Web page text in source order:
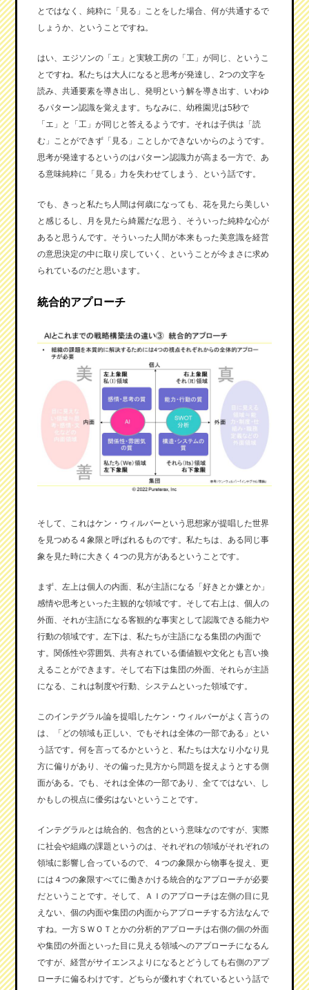
とではなく、純粋に「見る」ことをした場合、何が共通するで
しょうか、ということですね。
はい、エジソンの「エ」と実験工房の「工」が同じ、というこ
とですね。私たちは大人になると思考が発達し、2つの文字を
読み、共通要素を導き出し、発明という解を導き出す、いわゆ
るパターン認識を覚えます。ちなみに、幼稚園児は5秒で
「エ」と「工」が同じと答えるようです。それは子供は「読
む」ことができず「見る」ことしかできないからのようです。
思考が発達するというのはパターン認識力が高まる一方で、あ
る意味純粋に「見る」力を失わせてしまう、という話です。
でも、きっと私たち人間は何歳になっても、花を見たら美しい
と感じるし、月を見たら綺麗だな思う、そういった純粋な心が
あると思うんです。そういった人間が本来もった美意識を経営
の意思決定の中に取り戻していく、ということが今まさに求め
られているのだと思います。
統合的アプローチ
そして、これはケン・ウィルバーという思想家が提唱した世界
を見つめる４象限と呼ばれるものです。私たちは、ある同じ事
象を見た時に大きく４つの見方があるということです。
まず、左上は個人の内面、私が主語になる「好きとか嫌とか」
感情や思考といった主観的な領域です。そして右上は、個人の
外面、それが主語になる客観的な事実として認識できる能力や
行動の領域です。左下は、私たちが主語になる集団の内面で
す。関係性や雰囲気、共有されている価値観や文化とも言い換
えることができます。そして右下は集団の外面、それらが主語
になる、これは制度や行動、システムといった領域です。
このインテグラル論を提唱したケン・ウィルバーがよく言うの
は、「どの領域も正しい、でもそれは全体の一部である」とい
う話です。何を言ってるかというと、私たちは大なり小なり見
方に偏りがあり、その偏った見方から問題を捉えようとする側
面がある。でも、それは全体の一部であり、全てではない、し
かもしの視点に優劣はないということです。
インテグラルとは統合的、包含的という意味なのですが、実際
に社会や組織の課題というのは、それぞれの領域がそれぞれの
領域に影響し合っているので、４つの象限から物事を捉え、更
には４つの象限すべてに働きかける統合的なアプローチが必要
だということです。そして、ＡＩのアプローチは左側の目に見
えない、個の内面や集団の内面からアプローチする方法なんで
すね。一方ＳＷＯＴとかの分析的アプローチは右側の個の外面
や集団の外面といった目に見える領域へのアプローチになるん
ですが、経営がサイエンスよりになるとどうしても右側のアプ
ローチに偏るわけです。どちらが優れすぐれているという話で